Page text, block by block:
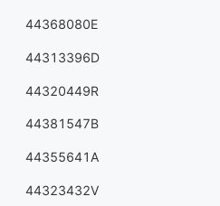
44368080E
44313396D
44320449R
44381547B
44355641A
44323432V